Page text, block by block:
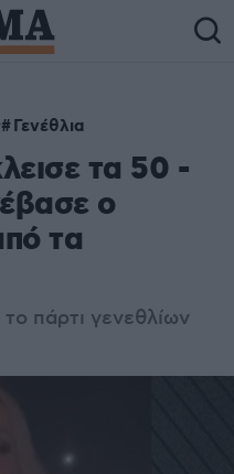
Γενέθλια
τα 50 -
ο
τα
πάρτι γενεθλίων